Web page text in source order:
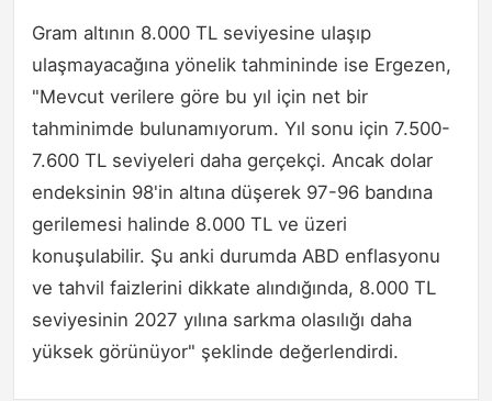
Gram altının 8.000 TL seviyesine ulaşıp
ulaşmayacağına yönelik tahmininde ise Ergezen,
"Mevcut verilere göre bu yıl için net bir
tahminimde bulunamıyorum. Yıl sonu için 7.500-
7.600 TL seviyeleri daha gerçekçi. Ancak dolar
endeksinin 98'in altına düşerek 97-96 bandına
gerilemesi halinde 8.000 TL ve üzeri
konuşulabilir. Şu anki durumda ABD enflasyonu
ve tahvil faizlerini dikkate alındığında, 8.000 TL
seviyesinin 2027 yılına sarkma olasılığı daha
yüksek görünüyor" şeklinde değerlendirdi.